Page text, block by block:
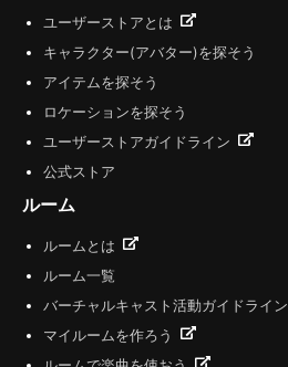
ユーザーストアとは
キャラクター(アバター)を探そう
アイテムを探そう
ロケーションを探そう
ユーザーストアガイドライン
公式ストア
ルーム
ルームとは
ルーム一覧
バーチャルキャスト活動ガイドライン
マイルームを作ろう